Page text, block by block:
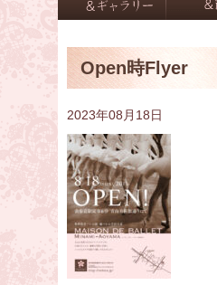
Open時Flyer
2023年08月18日